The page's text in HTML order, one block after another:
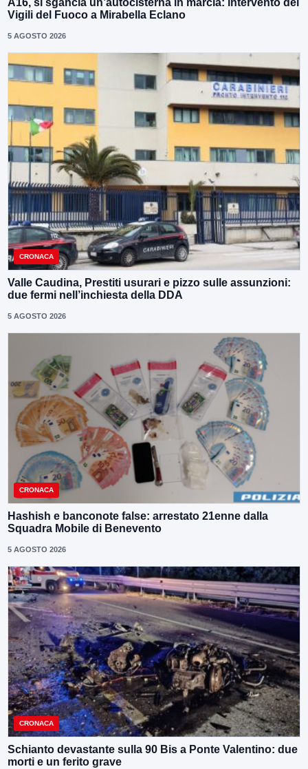
Vigili del Fuoco a Mirabella Eclano
5 AGOSTO 2026
CRONACA
Valle Caudina, Prestiti usurari e pizzo sulle assunzioni:
due fermi nell’inchiesta della DDA
5 AGOSTO 2026
CRONACA
Hashish e banconote false: arrestato 21enne dalla
Squadra Mobile di Benevento
5 AGOSTO 2026
CRONACA
Schianto devastante sulla 90 Bis a Ponte Valentino: due
morti e un ferito grave